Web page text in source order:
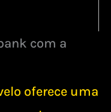
com a
oferece uma